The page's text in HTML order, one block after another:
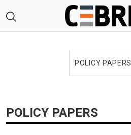
POLICY PAPERS
POLICY PAPERS